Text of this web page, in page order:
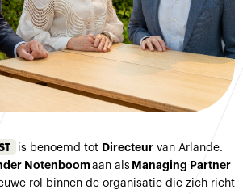
is benoemd tot Directeur van Arlande.
Notenboom aan als Managing Partner
rol binnen de organisatie die zich richt